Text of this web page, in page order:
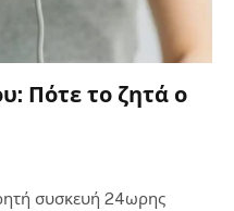
Πότε το ζητά ο
συσκευή 24ωρης